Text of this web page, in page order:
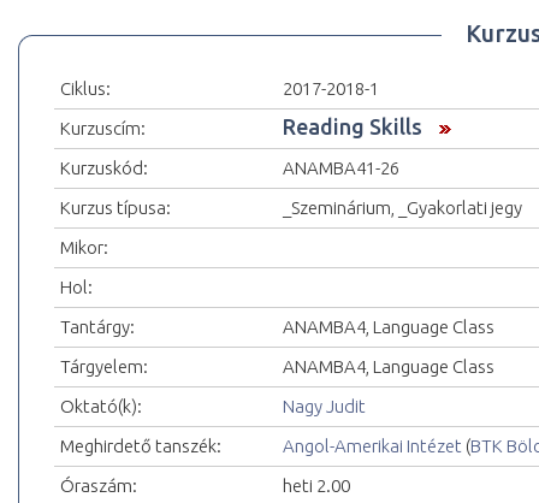
Ciklus:
2017-2018-1
Kurzuscím:
Reading Skills
Kurzuskód:
ANAMBA41-26
Kurzus típusa:
_Szeminárium, _Gyakorlati jegy
Mikor:
Hol:
Tantárgy:
ANAMBA4, Language Class
Tárgyelem:
ANAMBA4, Language Class
Oktató(k):
Nagy Judit
Meghirdető tanszék:
Angol-Amerikai Intézet (BTK
Óraszám:
heti 2.00